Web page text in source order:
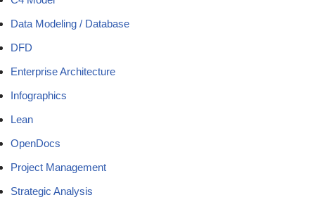
Data Modeling / Database
DFD
Enterprise Architecture
Infographics
Lean
OpenDocs
Project Management
Strategic Analysis